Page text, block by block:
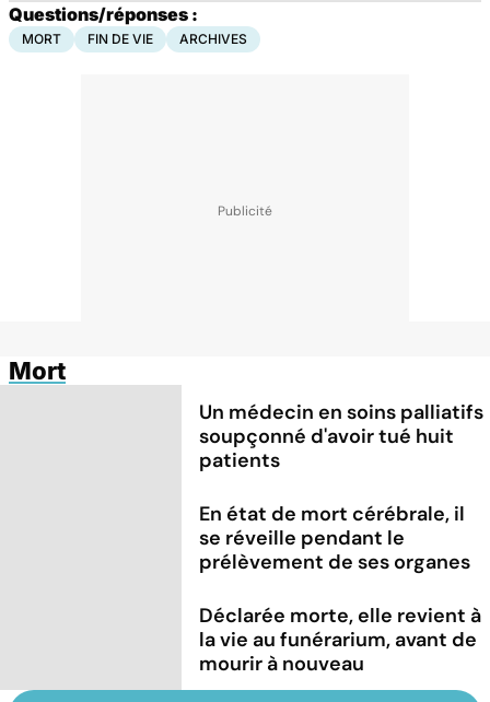
Questions/réponses :
MORT FIN DE VIE ARCHIVES
Mort
Un médecin en soins palliatifs
soupçonné d'avoir tué huit
patients
En état de mort cérébrale, il
se réveille pendant le
prélèvement de ses organes
Déclarée morte, elle revient à
la vie au funérarium, avant de
mourir à nouveau